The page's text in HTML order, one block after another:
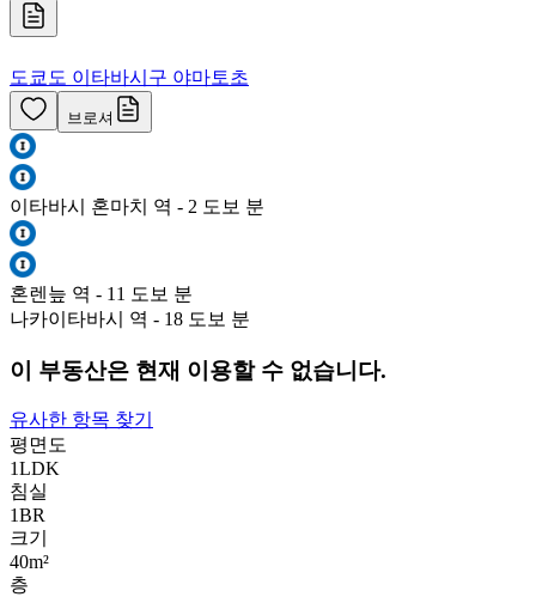
도쿄도 이타바시구 야마토초
브로셔
이타바시 혼마치 역 - 2 도보 분
혼렌늪 역 - 11 도보 분
나카이타바시 역 - 18 도보 분
이 부동산은 현재 이용할 수 없습니다.
유사한 항목 찾기
평면도
1LDK
침실
1BR
크기
40m²
층